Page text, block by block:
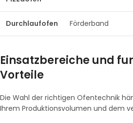
Durchlaufofen Förderband
Einsatzbereiche und
Vorteile
Die Wahl der richtigen Ofentechnik
Ihrem Produktionsvolumen und dem